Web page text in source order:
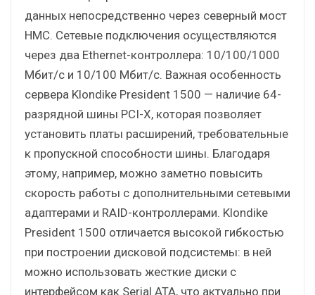
данных непосредственно через северный мост
НМС. Сетевые подключения осуществляются
через два Ethernet-контроллера: 10/100/1000
Мбит/с и 10/100 Мбит/с. Важная особенность
сервера Klondike President 1500 — наличие 64-
разрядной шины PCI-X, которая позволяет
установить платы расширений, требовательные
к пропускной способности шины. Благодаря
этому, например, можно заметно повысить
скорость работы с дополнительными сетевыми
адаптерами и RAID-контроллерами. Klondike
President 1500 отличается высокой гибкостью
при построении дисковой подсистемы: в ней
можно использовать жесткие диски с
интерфейсом как Serial ATA, что актуально при